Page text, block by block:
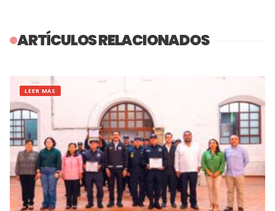
ARTÍCULOS RELACIONADOS
LEER MAS